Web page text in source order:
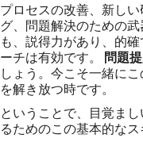
プロセスの改善、新し
グ、問題解決のための
も、説得力があり、的
ーチは有効です。 問題
しょう。今こそ一緒に
を解き放つ時です。
ということで、目覚ま
るためのこの基本的なス